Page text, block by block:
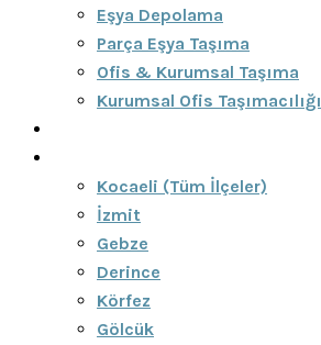
Eşya Depolama
Parça Eşya Taşıma
Ofis & Kurumsal Taşıma
Kurumsal Ofis Taşımacılığı
Kocaeli (Tüm İlçeler)
İzmit
Gebze
Derince
Körfez
Gölcük